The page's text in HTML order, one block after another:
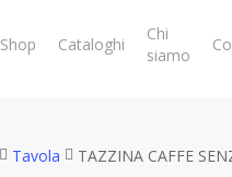
Shop Cataloghi
Chi
siamo
Tavola TAZZINA CAFFE